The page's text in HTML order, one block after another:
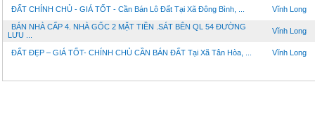
ĐẤT CHÍNH CHỦ - GIÁ TỐT - Cần Bán Lô Đất Tại Xã Đông Bình, ... Vĩnh Long
BÁN NHÀ CẤP 4. NHÀ GỐC 2 MẶT TIỀN .SÁT BÊN QL 54 ĐƯỜNG
LƯU ...
Vĩnh Long
ĐẤT ĐẸP – GIÁ TỐT- CHÍNH CHỦ CẦN BÁN ĐẤT Tại Xã Tân Hòa, ... Vĩnh Long